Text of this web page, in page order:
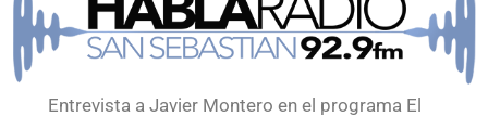
Entrevista a Javier Montero en el programa El